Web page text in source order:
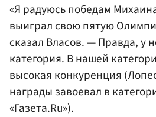
«Я радуюсь победам
выиграл свою пятую
сказал Власов. — Правда, у
категория. В нашей
высокая конкуренция
награды завоевал в
«Газета.Ru»).